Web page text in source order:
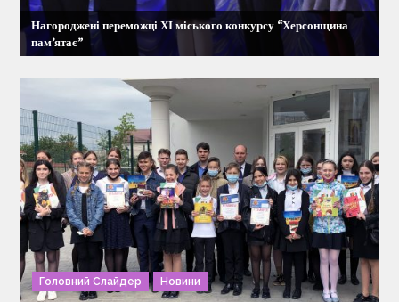
Нагороджені переможці ХІ міського конкурсу “Херсонщина
пам’ятає”
Головний Слайдер Новини